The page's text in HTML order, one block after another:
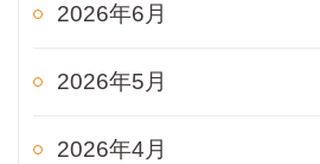
2026年6月
2026年5月
2026年4月